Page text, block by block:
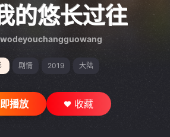
的悠长过往
剧情 2019 大陆
播放 收藏